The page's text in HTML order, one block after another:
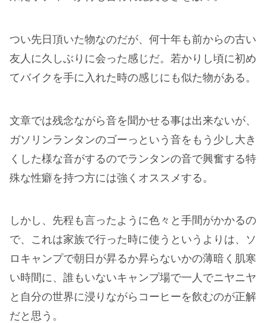
つい先日頂いた物なのだが、何十年も前からの古い
友人に久しぶりに会った感じだ。若かりし頃に初め
てバイクを手に入れた時の感じにも似た物がある。
文章では残念ながら音を聞かせる事は出来ないが、
ガソリンランタンのゴーっという音をもう少し大き
くした様な音がするのでランタンの音で興奮する特
殊な性癖を持つ方には強くオススメする。
しかし、先程も言ったように色々と手間がかかるの
で、これは家族で行った時に使うというよりは、ソ
ロキャンプで朝日が昇るか昇らないかの薄暗く肌寒
い時間に、誰もいないキャンプ場で一人でニヤニヤ
と自分の世界に浸りながらコーヒーを飲むのが正解
だと思う。